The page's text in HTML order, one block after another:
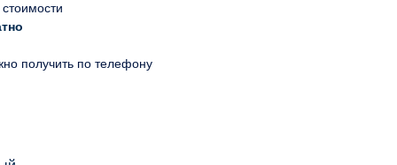
получить по телефону